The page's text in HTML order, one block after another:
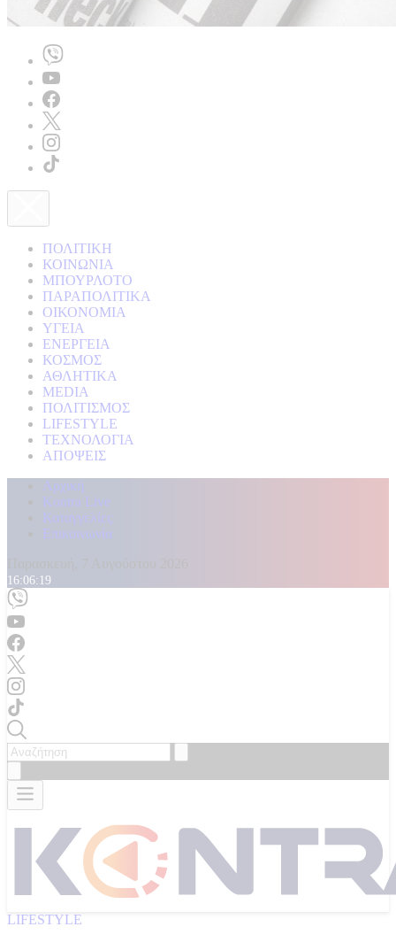
ΠΟΛΙΤΙΚΗ
ΚΟΙΝΩΝΙΑ
ΜΠΟΥΡΛΟΤΟ
ΠΑΡΑΠΟΛΙΤΙΚΑ
ΟΙΚΟΝΟΜΙΑ
ΥΓΕΙΑ
ΕΝΕΡΓΕΙΑ
ΚΟΣΜΟΣ
ΑΘΛΗΤΙΚΑ
MEDIA
ΠΟΛΙΤΙΣΜΟΣ
LIFESTYLE
ΤΕΧΝΟΛΟΓΙΑ
ΑΠΟΨΕΙΣ
Αρχική
Kontra Live
Καταγγελίες
Επικοινωνία
16:06:20
LIFESTYLE